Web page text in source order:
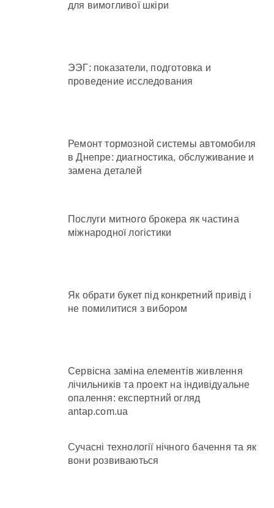
для вимогливої шкіри
ЭЭГ: показатели, подготовка и
проведение исследования
Ремонт тормозной системы автомобиля
в Днепре: диагностика, обслуживание и
замена деталей
Послуги митного брокера як частина
міжнародної логістики
Як обрати букет під конкретний привід і
не помилитися з вибором
Сервісна заміна елементів живлення
лічильників та проект на індивідуальне
опалення: експертний огляд
antap.com.ua
Сучасні технології нічного бачення та як
вони розвиваються